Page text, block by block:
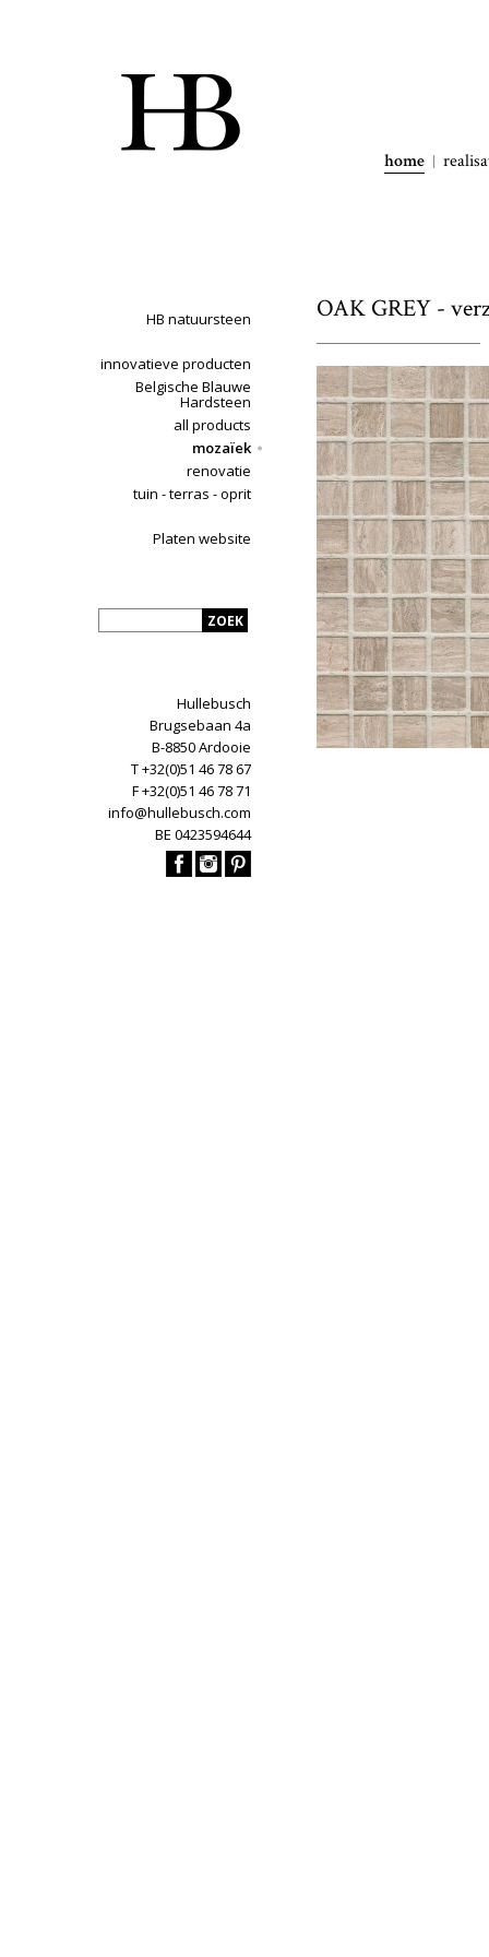
home
HB natuursteen
innovatieve producten
Belgische Blauwe
Hardsteen
all products
mozaïek
renovatie
tuin - terras - oprit
Platen website
Hullebusch
Brugsebaan 4a
B-8850 Ardooie
T +32(0)51 46 78 67
F +32(0)51 46 78 71
info@hullebusch.com
BE 0423594644
OAK GREY -